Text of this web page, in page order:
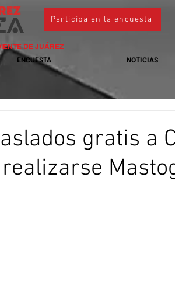
Participa en la encuesta
DE JUÁREZ
ENCUESTA NOTICIAS
gratis a